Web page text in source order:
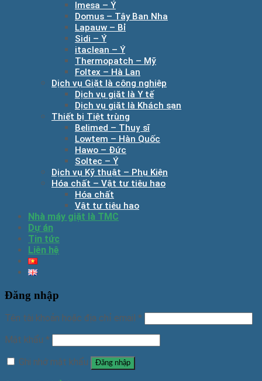
Imesa – Ý
Domus – Tây Ban Nha
Lapauw – Bỉ
Sidi – Ý
itaclean – Ý
Thermopatch – Mỹ
Foltex – Hà Lan
Dịch vụ Giặt là công nghiệp
Dịch vụ giặt là Y tế
Dịch vụ giặt là Khách sạn
Thiết bị Tiệt trùng
Belimed – Thuỵ sĩ
Lowtem – Hàn Quốc
Hawo – Đức
Soltec – Ý
Dịch vụ Kỹ thuật – Phụ Kiện
Hóa chất – Vật tư tiêu hao
Hóa chất
Vật tư tiêu hao
Nhà máy giặt là TMC
Dự án
Tin tức
Liên hệ
Đăng nhập
Tên tài khoản hoặc địa chỉ email *
Mật khẩu *
Ghi nhớ mật khẩu
Đăng nhập